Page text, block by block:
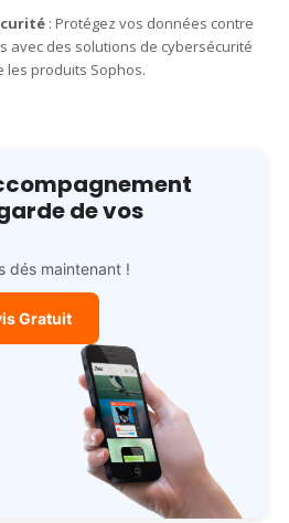
: Protégez vos données contre
avec des solutions de cybersécurité
les produits Sophos.
de vos
dés maintenant !
Gratuit